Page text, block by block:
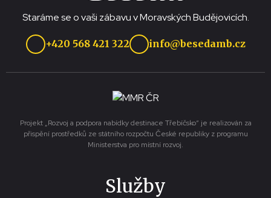
Staráme se o vaši zábavu v Moravských Budějovicích.
+420 568 421 322 info@besedamb.cz
Projekt „Rozvoj a podpora nabídky destinace Třebíčsko“ je realizován za
přispění prostředků ze státního rozpočtu České republiky z programu
Ministerstva pro místní rozvoj.
Služby